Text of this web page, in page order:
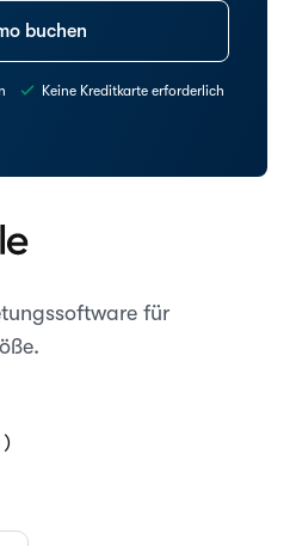
buchen
Keine Kreditkarte erforderlich
für
)